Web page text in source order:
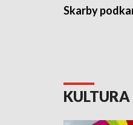
Skarby